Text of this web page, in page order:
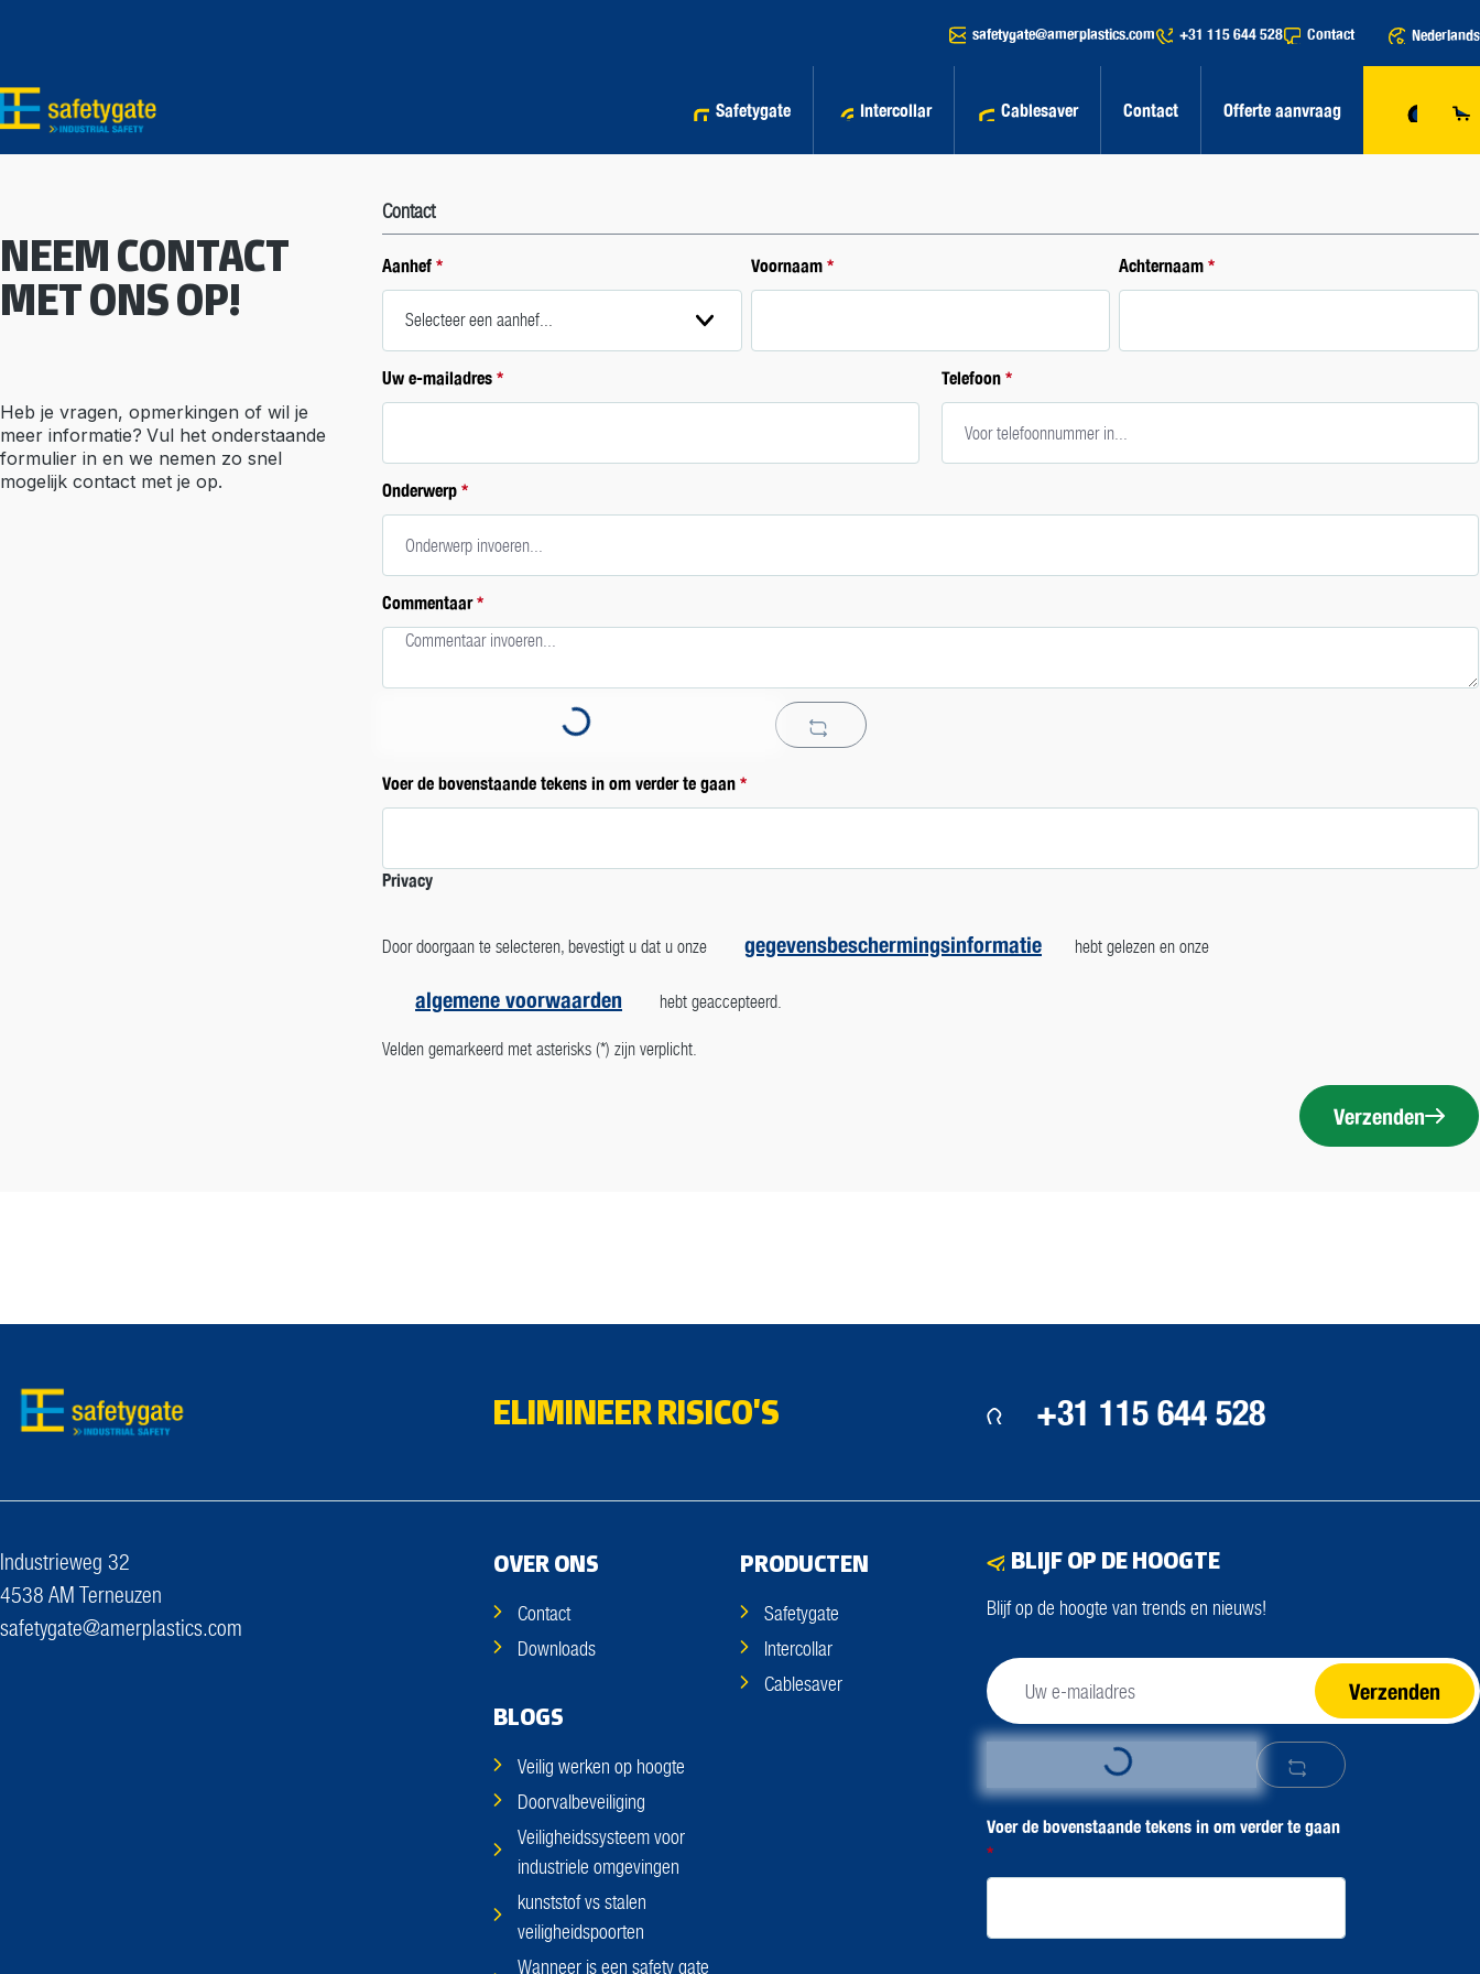
Ga naar de hoofdnavigatie
safetygate@amerplastics.com +31 115 644 528 Contact Nederlands
Safetygate Intercollar Cablesaver Contact Offerte aanvraag
NEEM CONTACT
MET ONS OP!
Heb je vragen, opmerkingen of wil je
meer informatie? Vul het onderstaande
formulier in en we nemen zo snel
mogelijk contact met je op.
Contact
Aanhef* Voornaam* Achternaam*
Uw e-mailadres* Telefoon*
Onderwerp*
Commentaar*
Loading...
Voer de bovenstaande tekens in om verder te gaan*
Privacy
Door doorgaan te selecteren, bevestigt u dat u onze gegevensbeschermingsinformatie hebt gelezen en onze
algemene voorwaarden hebt geaccepteerd.
Velden gemarkeerd met asterisks (*) zijn verplicht.
Verzenden
ELIMINEER RISICO'S +31 115 644 528
Industrieweg 32
4538 AM Terneuzen
safetygate@amerplastics.com
OVER ONS
Contact
Downloads
PRODUCTEN
Safetygate
Intercollar
Cablesaver
BLOGS
Veilig werken op hoogte
Doorvalbeveiliging
Veiligheidssysteem voor
industriele omgevingen
kunststof vs stalen
veiligheidspoorten
Wanneer is een safety gate
BLIJF OP DE HOOGTE
Blijf op de hoogte van trends en nieuws!
Loading...
Voer de bovenstaande tekens in om verder te gaan
*
Verzenden